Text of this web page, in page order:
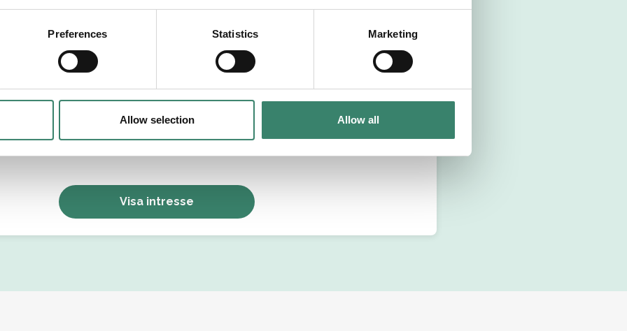
Preferences Statistics Marketing
Allow selection Allow all
Visa intresse